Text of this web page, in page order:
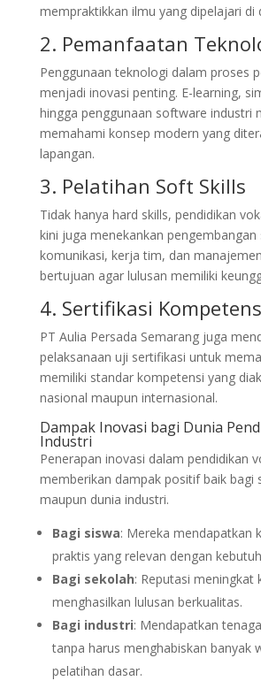
mempraktikkan ilmu yang dipelajari di
2. Pemanfaatan
Penggunaan teknologi dalam proses
menjadi inovasi penting. E-learning,
hingga penggunaan software industri
memahami konsep modern yang
lapangan.
3. Pelatihan Soft Skills
Tidak hanya hard skills, pendidikan
kini juga menekankan
komunikasi, kerja tim, dan
bertujuan agar lulusan memiliki
4. Sertifikasi
PT Aulia Persada Semarang juga
pelaksanaan uji sertifikasi untuk
memiliki standar kompetensi yang
nasional maupun internasional.
Dampak Inovasi bagi Dunia
Industri
Penerapan inovasi dalam pendidikan
memberikan dampak positif baik bagi
maupun dunia industri.
Bagi siswa: Mereka mendapatkan
praktis yang relevan dengan
Bagi sekolah: Reputasi meningkat
menghasilkan lulusan berkualitas.
Bagi industri: Mendapatkan
tanpa harus menghabiskan banyak
pelatihan dasar.